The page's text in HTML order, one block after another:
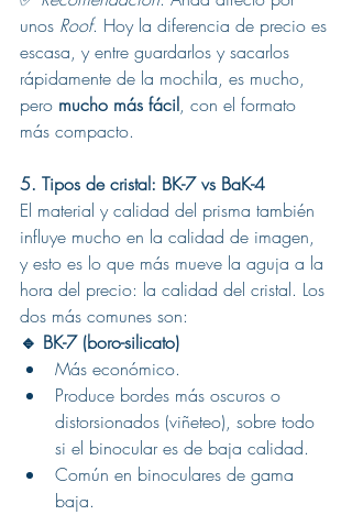
unos Roof. Hoy la diferencia de precio es
escasa, y entre guardarlos y sacarlos
rápidamente de la mochila, es mucho,
pero mucho más fácil, con el formato
más compacto.
5. Tipos de cristal: BK-7 vs BaK-4
El material y calidad del prisma también
influye mucho en la calidad de imagen,
y esto es lo que más mueve la aguja a la
hora del precio: la calidad del cristal. Los
dos más comunes son:
🔹 BK-7 (boro-silicato)
Más económico.
Produce bordes más oscuros o
distorsionados (viñeteo), sobre todo
si el binocular es de baja calidad.
Común en binoculares de gama
baja.